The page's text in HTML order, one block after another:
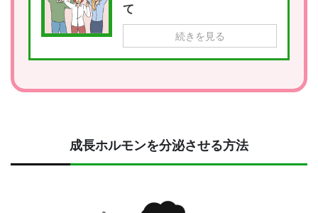
て
続きを見る
成長ホルモンを分泌させる方法